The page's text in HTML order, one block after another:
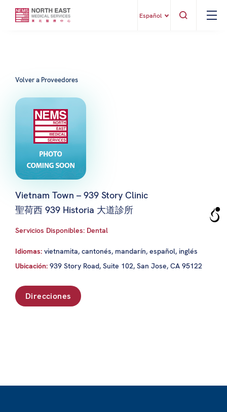
Español
Volver a Proveedores
Vietnam Town – 939 Story Clinic
聖荷西 939 Historia 大道診所
Servicios Disponibles: Dental
Idiomas: vietnamita, cantonés, mandarín, español, inglés
Ubicación: 939 Story Road, Suite 102, San Jose, CA 95122
Direcciones